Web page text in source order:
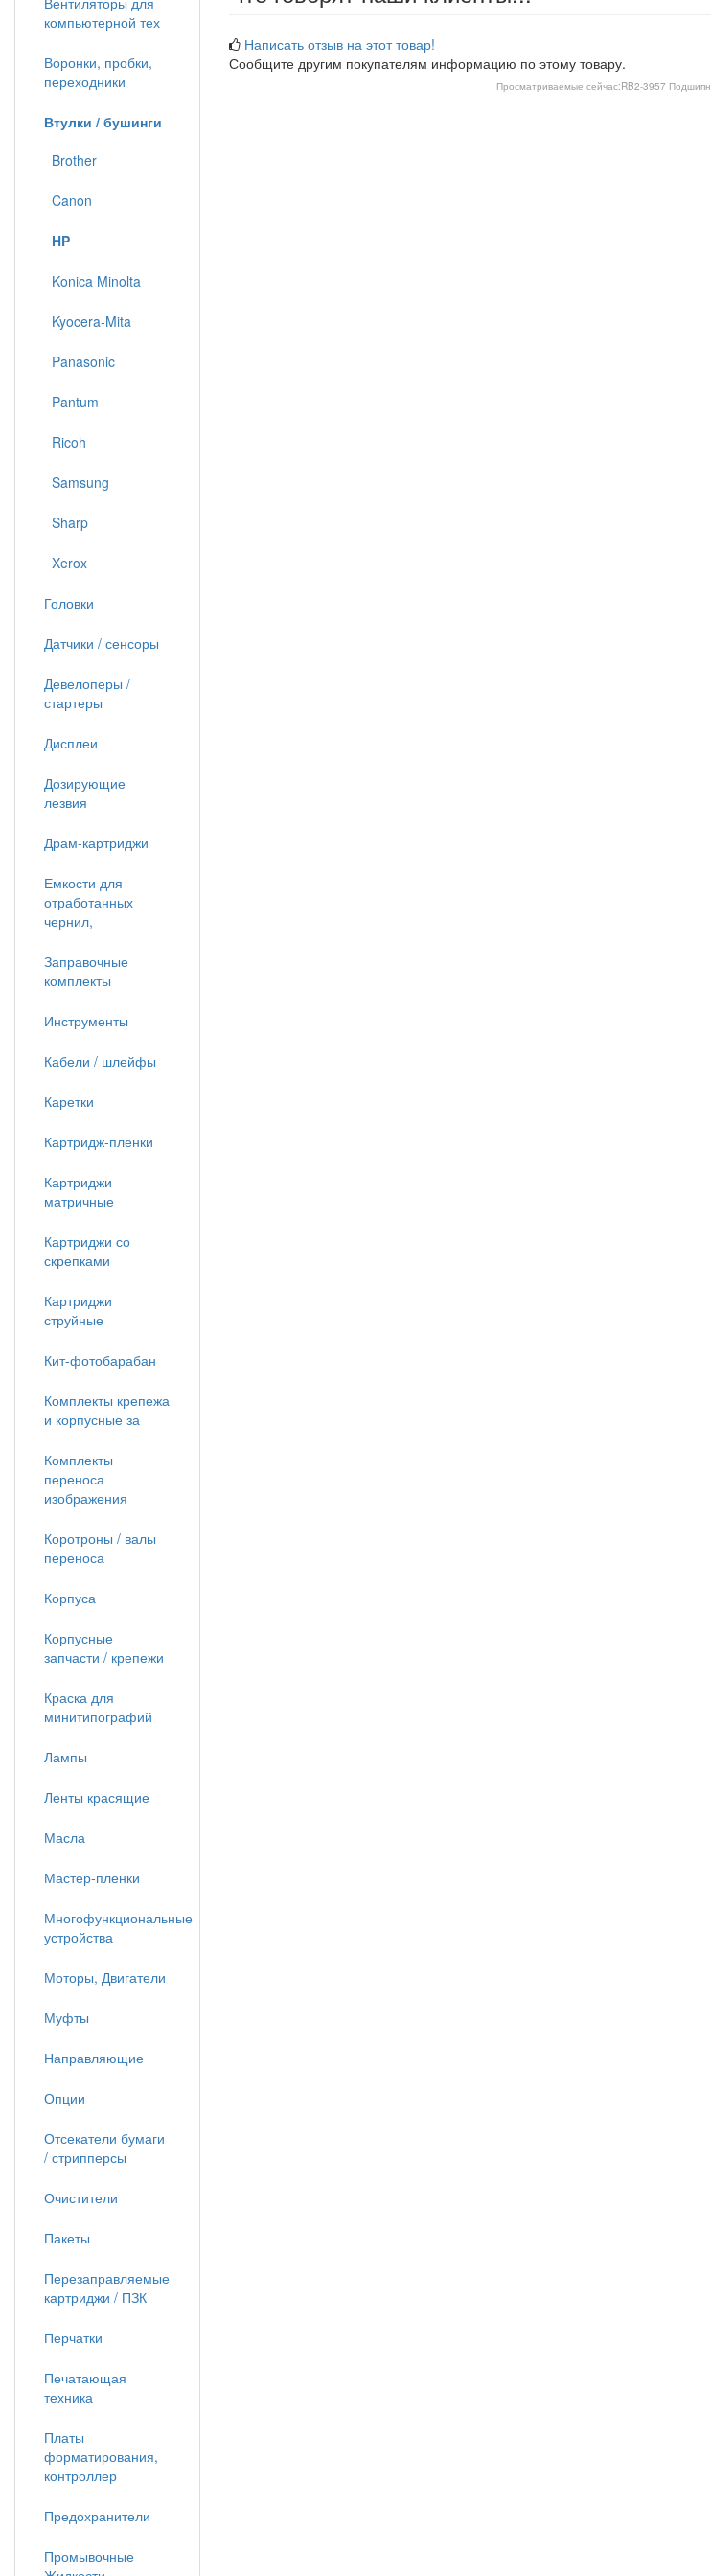
Написать отзыв на этот товар!
Сообщите другим покупателям информацию по этому товару.
Просматриваемые сейчас:RB2-3957
компьютерной тех
Воронки, пробки,
переходники
Втулки / бушинги
Brother
Canon
HP
Konica Minolta
Kyocera-Mita
Panasonic
Pantum
Ricoh
Samsung
Sharp
Xerox
Головки
Датчики / сенсоры
Девелоперы /
стартеры
Дисплеи
Дозирующие
лезвия
Драм-картриджи
Емкости для
отработанных
чернил,
Заправочные
комплекты
Инструменты
Кабели / шлейфы
Каретки
Картридж-пленки
Картриджи
матричные
Картриджи со
скрепками
Картриджи
струйные
Кит-фотобарабан
Комплекты крепежа
и корпусные за
Комплекты
переноса
изображения
Коротроны / валы
переноса
Корпуса
Корпусные
запчасти / крепежи
Краска для
минитипографий
Лампы
Ленты красящие
Масла
Мастер-пленки
Многофункциональные
устройства
Моторы, Двигатели
Муфты
Направляющие
Опции
Отсекатели бумаги
/ стрипперсы
Очистители
Пакеты
Перезаправляемые
картриджи / ПЗК
Перчатки
Печатающая
техника
Платы
форматирования,
контроллер
Предохранители
Промывочные